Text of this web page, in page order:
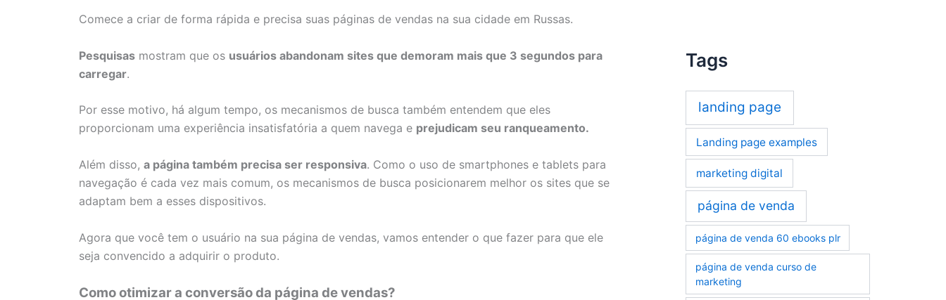
Comece a criar de forma rápida e precisa suas páginas de vendas na sua cidade em Russas.
Pesquisas mostram que os usuários abandonam sites que demoram mais que 3 segundos para
carregar.
Por esse motivo, há algum tempo, os mecanismos de busca também entendem que eles
proporcionam uma experiência insatisfatória a quem navega e prejudicam seu ranqueamento.
Além disso, a página também precisa ser responsiva. Como o uso de smartphones e tablets para
navegação é cada vez mais comum, os mecanismos de busca posicionarem melhor os sites que se
adaptam bem a esses dispositivos.
Agora que você tem o usuário na sua página de vendas, vamos entender o que fazer para que ele
seja convencido a adquirir o produto.
Como otimizar a conversão da página de vendas?
Tags
landing page
Landing page examples
marketing digital
página de venda
página de venda 60 ebooks plr
página de venda curso de
marketing